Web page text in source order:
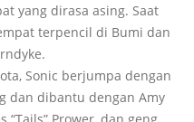
yang dirasa asing. Saat
terpencil di Bumi dan
Sonic berjumpa dengan
dan dibantu dengan Amy
“Tails” Prower, dan geng